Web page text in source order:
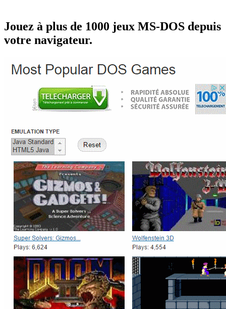
Jouez à plus de 1000 jeux MS-DOS depuis
votre navigateur.